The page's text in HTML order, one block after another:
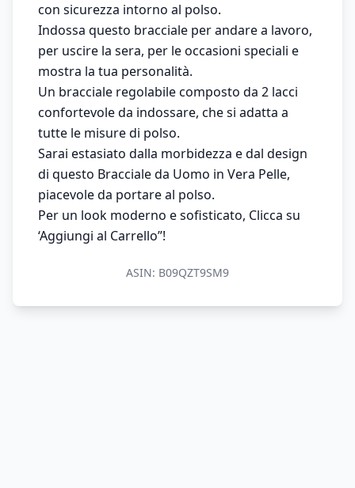
con sicurezza intorno al polso.
Indossa questo bracciale per andare a lavoro,
per uscire la sera, per le occasioni speciali e
mostra la tua personalità.
Un bracciale regolabile composto da 2 lacci
confortevole da indossare, che si adatta a
tutte le misure di polso.
Sarai estasiato dalla morbidezza e dal design
di questo Bracciale da Uomo in Vera Pelle,
piacevole da portare al polso.
Per un look moderno e sofisticato, Clicca su
‘Aggiungi al Carrello”!
ASIN: B09QZT9SM9